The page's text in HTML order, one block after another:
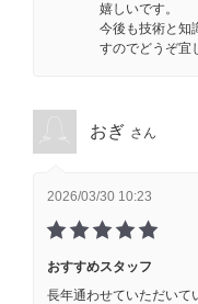
嬉しいです。
今後も技術と知
すのでどうぞ宜
おぎ さん
2026/03/30 10:23
おすすめスタッフ
長年通わせていただいて